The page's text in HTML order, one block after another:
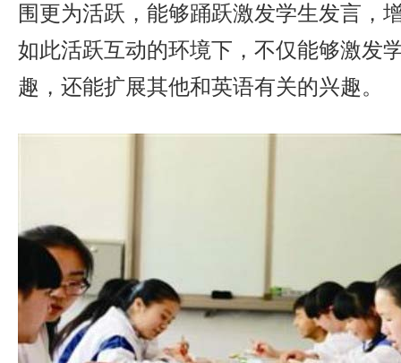
围更为活跃，能够踊跃激发学生发言，
如此活跃互动的环境下，不仅能够激发
趣，还能扩展其他和英语有关的兴趣。